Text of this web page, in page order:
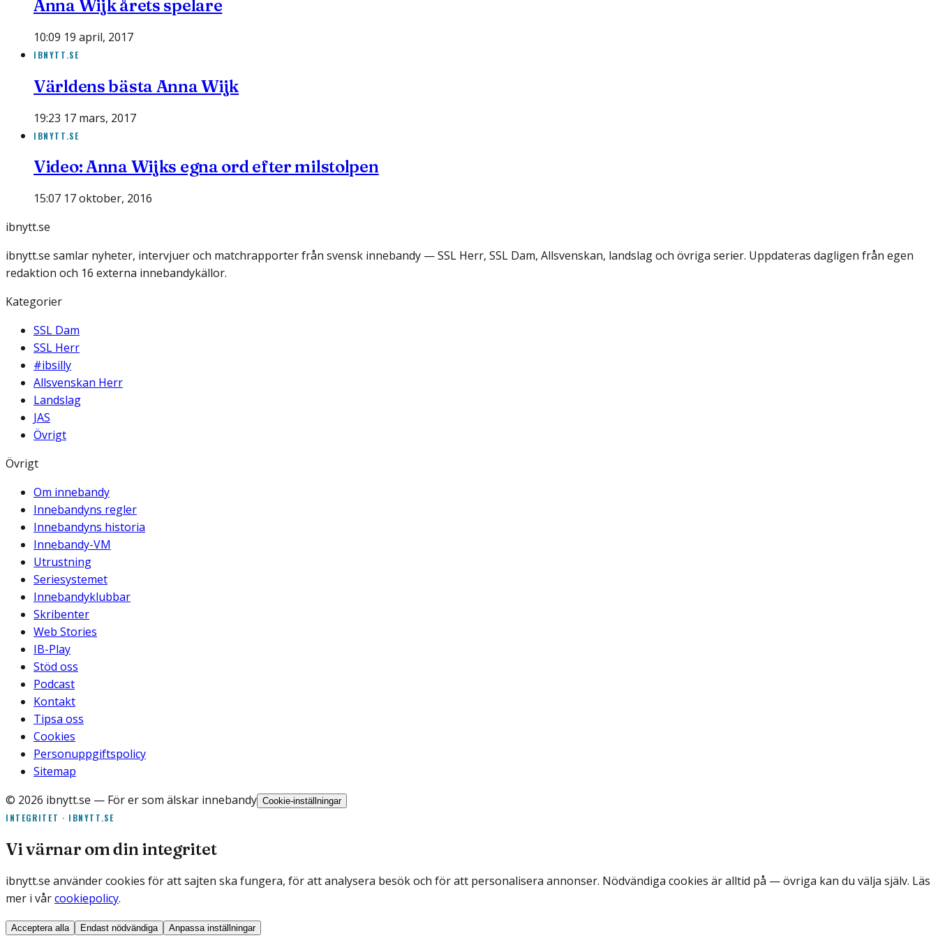
Anna Wijk årets spelare
10:09 19 april, 2017
IBNYTT.SE
Världens bästa Anna Wijk
19:23 17 mars, 2017
IBNYTT.SE
Video: Anna Wijks egna ord efter milstolpen
15:07 17 oktober, 2016
ibnytt.se
ibnytt.se samlar nyheter, intervjuer och matchrapporter från svensk innebandy — SSL Herr, SSL Dam, Allsvenskan, landslag och övriga serier. Uppdateras dagligen från egen
redaktion och 16 externa innebandykällor.
Kategorier
SSL Dam
SSL Herr
#ibsilly
Allsvenskan Herr
Landslag
JAS
Övrigt
Övrigt
Om innebandy
Innebandyns regler
Innebandyns historia
Innebandy-VM
Utrustning
Seriesystemet
Innebandyklubbar
Skribenter
Web Stories
IB-Play
Stöd oss
Podcast
Kontakt
Tipsa oss
Cookies
Personuppgiftspolicy
Sitemap
© 2026 ibnytt.se — För er som älskar innebandy Cookie-inställningar
INTEGRITET · IBNYTT.SE
Vi värnar om din integritet
ibnytt.se använder cookies för att sajten ska fungera, för att analysera besök och för att personalisera annonser. Nödvändiga cookies är alltid på — övriga kan du välja själv. Läs
mer i vårcookiepolicy.
Acceptera alla Endast nödvändiga Anpassa inställningar